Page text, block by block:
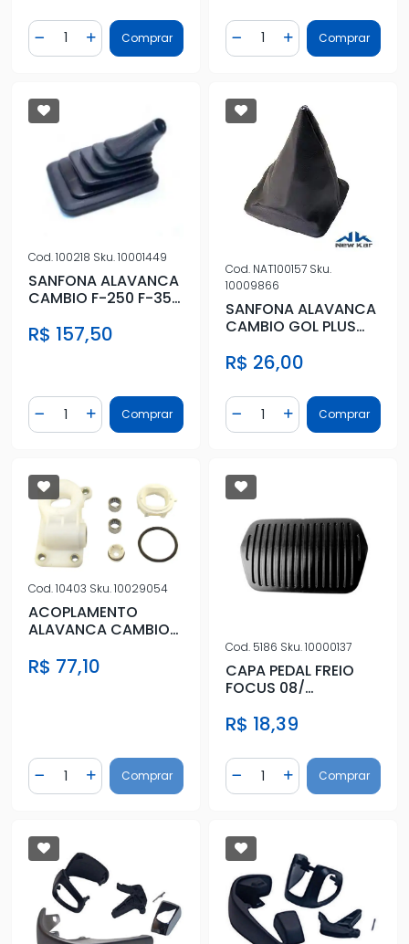
Diminuir Quantidade
Quantidade
Adicionar Quantidade
Comprar Diminuir Quantidade
Quantidade
AdicionarComprar
Cod.100218 Sku.10001449
SANFONA ALAVANCA
CAMBIO F-250 F-350
R$ 157,50
Diminuir Quantidade
Quantidade
Adicionar Quantidade
Comprar
Cod. NAT100157 Sku.
10009866
SANFONA ALAVANCA
CAMBIO GOL PLUS
BASE QUADRAD
R$ 26,00
Diminuir Quantidade
Quantidade
AdicionarComprar
Cod.10403 Sku.10029054
ACOPLAMENTO
ALAVANCA CAMBIO
BAIXA
R$ 77,10
Diminuir Quantidade
Quantidade
Adicionar Quantidade
Comprar
Cod. 5186 Sku.10000137
CAPA PEDAL FREIO
FOCUS 08/
R$ 18,39
Diminuir Quantidade
Quantidade
AdicionarComprar